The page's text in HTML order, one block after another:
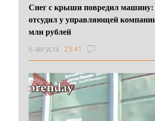
Снег с крыши повредил машину:
отсудил у управляющей
млн рублей
6 августа 23:41